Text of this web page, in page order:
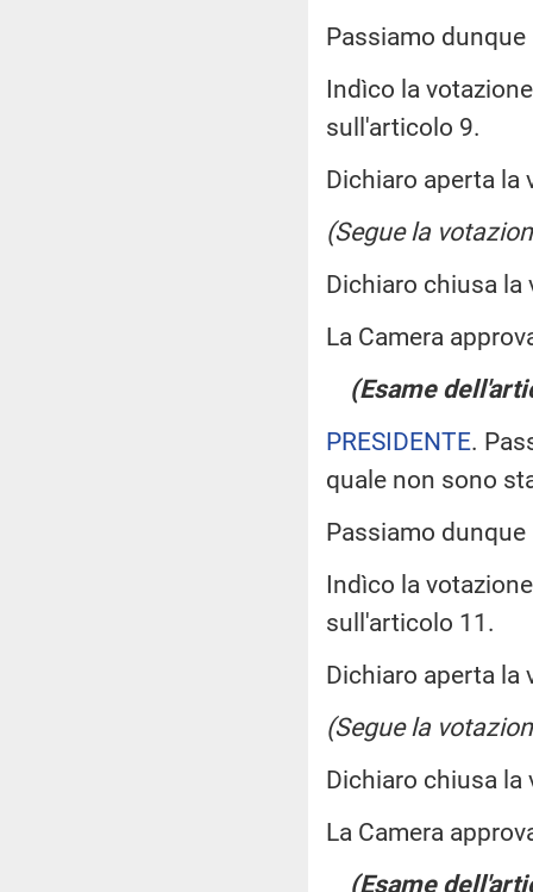
Passiamo dunque
Indìco la
sull'articolo 9.
Dichiaro aperta la
(Segue la
Dichiaro chiusa la
La Camera
(Esame
PRESIDENTE.
quale non sono
Passiamo dunque
Indìco la
sull'articolo 11.
Dichiaro aperta la
(Segue la
Dichiaro chiusa la
La Camera
(Esame